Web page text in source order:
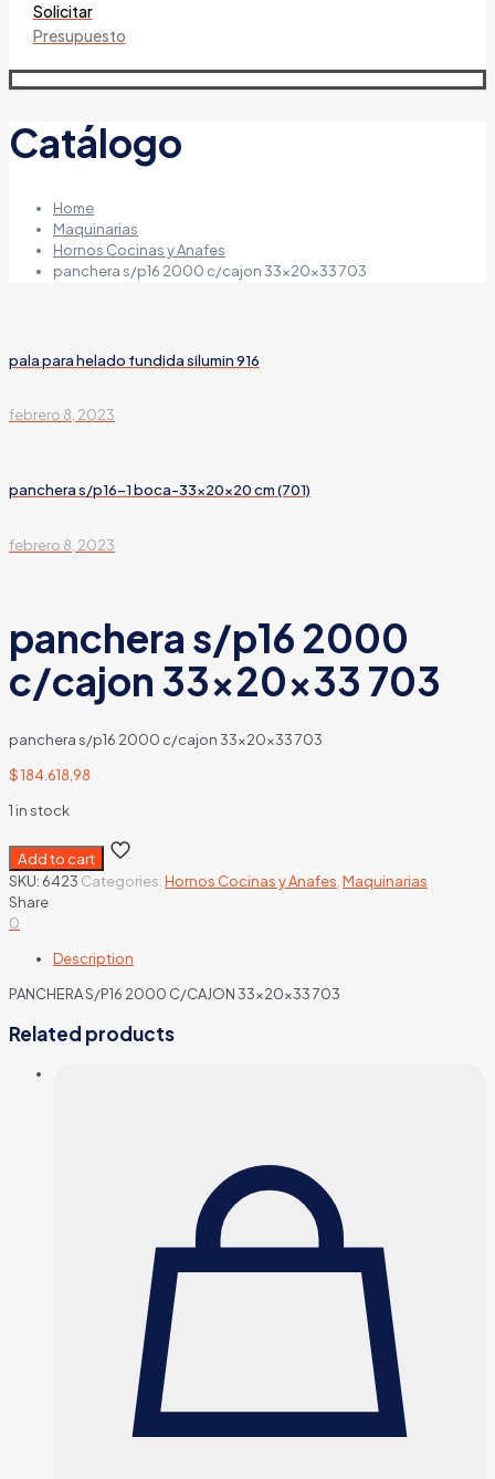
Solicitar
Presupuesto
Catálogo
Home
Maquinarias
Hornos Cocinas y Anafes
panchera s/p16 2000 c/cajon 33x20x33 703
pala para helado fundida silumin 916
febrero 8, 2023
panchera s/p16-1 boca-33x20x20 cm (701)
febrero 8, 2023
panchera s/p16 2000
c/cajon 33x20x33 703
panchera s/p16 2000 c/cajon 33x20x33 703
$184.618,98
1 in stock
Add to cart
SKU: 6423 Categories:Hornos Cocinas y Anafes Maquinarias
Share
0
Description
PANCHERA S/P16 2000 C/CAJON 33x20x33 703
Related products